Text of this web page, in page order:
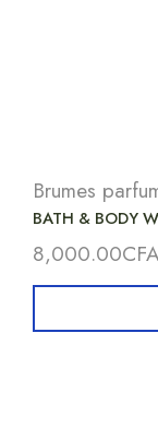
Brumes
BATH & BODY
8,000.00